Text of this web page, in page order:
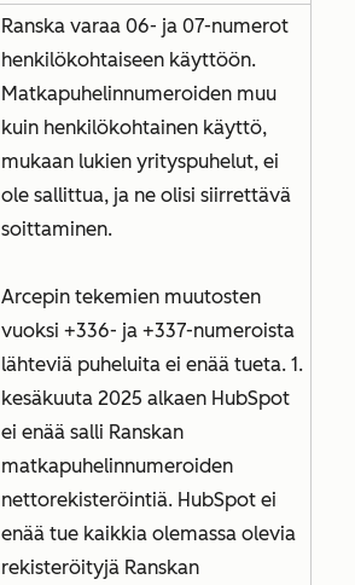
Ranska varaa 06- ja 07-numerot
henkilökohtaiseen käyttöön.
Matkapuhelinnumeroiden muu
kuin henkilökohtainen käyttö,
mukaan lukien yrityspuhelut, ei
ole sallittua, ja ne olisi siirrettävä
soittaminen.
Arcepin tekemien muutosten
vuoksi +336- ja +337-numeroista
lähteviä puheluita ei enää tueta. 1.
kesäkuuta 2025 alkaen HubSpot
ei enää salli Ranskan
matkapuhelinnumeroiden
nettorekisteröintiä. HubSpot ei
enää tue kaikkia olemassa olevia
rekisteröityjä Ranskan